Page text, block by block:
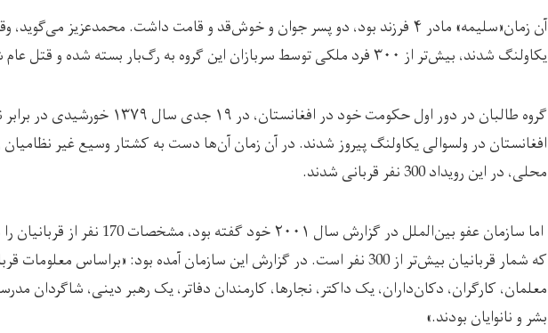
آن زمان«سلیمه» مادر ۴ فرزند بود، دو پسر جوان و خوش‌قد و قامت داشت. محمدعزیز
یکاولنگ شدند، بیش‌تر از ۳۰۰ فرد ملکی توسط سربازان این گروه به رگ‌بار بسته شده و قتل عام شدند.
گروه طالبان در دور اول حکومت خود در
افغانستان در ولسوالی یکاولنگ پیروز شدند. در آن زمان آن‌‌ها دست به کشتار وسیع غیر نظامیان
محلی، در این رویداد 300 نفر قربانی شدند.
اما سازمان عفو بین‌الملل در گزارش سال ۲۰۰۱
که شمار قربانیان بیش‌تر از 300 نفر است. در گزارش این سازمان آمده بود: «براساس
معلمان، کارگران، دکان‌داران، یک داکتر، نجارها، کارمندان دفاتر، یک رهبر دینی، شاگردان
بشر و نانوایان بودند.»